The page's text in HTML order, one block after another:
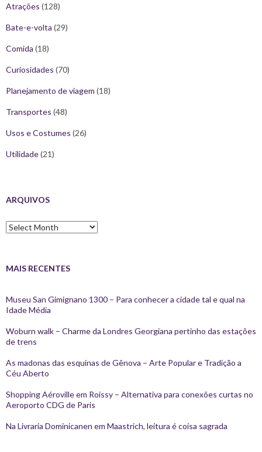
Atrações (128)
Bate-e-volta (29)
Comida (18)
Curiosidades (70)
Planejamento de viagem (18)
Transportes (48)
Usos e Costumes (26)
Utilidade(21)
ARQUIVOS
Arquivos
MAIS RECENTES
Museu San Gimignano 1300 – Para conhecer a cidade tal e qual na
Idade Média
Woburn walk – Charme da Londres Georgiana pertinho das estações
de trens
As madonas das esquinas de Gênova – Arte Popular e Tradição a
Céu Aberto
Shopping Aéroville em Roissy – Alternativa para conexões curtas no
Aeroporto CDG de Paris
Na Livraria Dominicanen em Maastrich, leitura é coisa sagrada